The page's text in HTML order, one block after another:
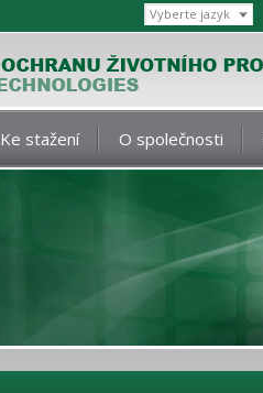
Vyberte jazyk
Ke stažení O společnosti